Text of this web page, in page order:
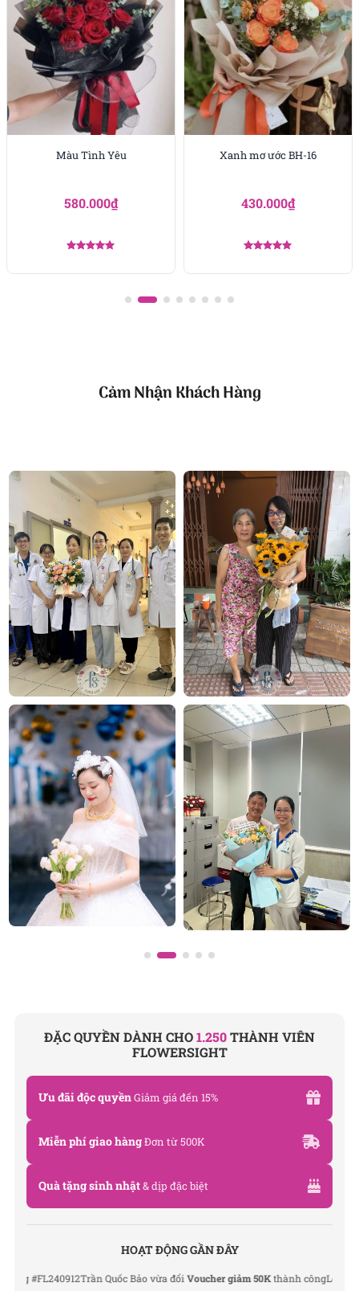
Mẫu kệ hoa khai trương hoa hồng
Công ty TNHH Hoa Tươi FLOWERSIGHT –Shop
hoa tươi TP.HCM
FlowerSight làshop hoachuyên cung cấphoa tươi
HCMvà toàn quốc với dịch vụ giao nhanh, đúng
hẹn. Mỗi sản phẩm là một tác phẩm nghệ thuật
được thiết kế bởi đội ngũ chuyên nghiệp, trong đó có
nhà thiết kế Thanh Thủy Florist.
Chúng tôi mang đến đa dạng mẫu hoa:hoa chúc
mừng sinh nhật,hoa chúc mừng khai trương,hoa
cưới đẹp, đặc biệt là các mẫubó hoa cưới
được chăm
chút kỹ lưỡng.
Văn Phòng: 235A Hoàng Hoa Thám, P.5, Quận Phú
Nhuận, TP.HCM
Địa chỉ: 120B Huỳnh Văn Bánh, P.11, Quận Phú Nhuận,
TP.HCM
Hotline: 093 407 2575
E-mail:info@flowersight.com
Website:
https://flowersight.com/
Màu Tình Yêu
580.000₫
Xanh mơ ước BH-16
430.000₫
Cảm Nhận Khách Hàng
ĐẶC QUYỀN DÀNH CHO1.250THÀNH VIÊN
FLOWERSIGHT
Ưu đãi độc quyềnGiảm giá đến 15%
Miễn phí giao hàngĐơn từ 500K
Quà tặng sinh nhật& dịp đặc biệt
HOẠT ĐỘNG GẦN ĐÂY
Trần Quốc Bảo vừa đổiVoucher giảm 50Kthành côngLê Thu Hà